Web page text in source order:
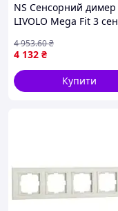
NS Сенсорний димер
LIVOLO Mega Fit 3
кришка, 16A 230V,
заземлення, чорн
4 132 ₴
4 953.60₴
Купити